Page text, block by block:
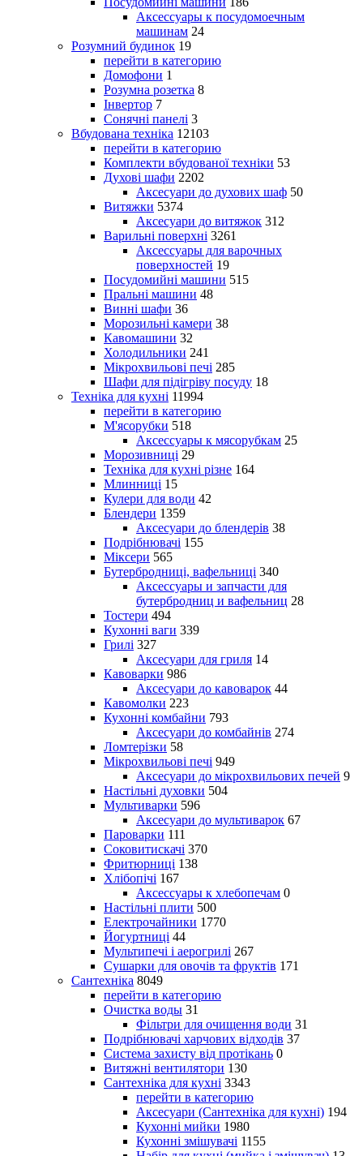
Аксессуары к посудомоечным
машинам 24
Розумний будинок 19
перейти в категорию
Домофони 1
Розумна розетка 8
Інвертор 7
Сонячні панелі 3
Вбудована техніка 12103
перейти в категорию
Комплекти вбудованої техніки 53
Духові шафи 2202
Аксесуари до духових шаф 50
Витяжки 5374
Аксесуари до витяжок 312
Варильні поверхні 3261
Аксессуары для варочных
поверхностей 19
Посудомийні машини 515
Пральні машини 48
Винні шафи 36
Морозильні камери 38
Кавомашини 32
Холодильники 241
Мікрохвильові печі 285
Шафи для підігріву посуду 18
Техніка для кухні 11994
перейти в категорию
М'ясорубки 518
Аксессуары к мясорубкам 25
Морозивниці 29
Техніка для кухні різне 164
Млинниці 15
Кулери для води 42
Блендери 1359
Аксесуари до блендерів 38
Подрібнювачі 155
Міксери 565
Бутербродниці, вафельниці 340
Аксессуары и запчасти для
бутербродниц и вафельниц 28
Тостери 494
Кухонні ваги 339
Грилі 327
Аксесуари для гриля 14
Кавоварки 986
Аксесуари до кавоварок 44
Кавомолки 223
Кухонні комбайни 793
Аксесуари до комбайнів 274
Ломтерізки 58
Мікрохвильові печі 949
Аксесуари до мікрохвильових печей 9
Настільні духовки 504
Мультиварки 596
Аксесуари до мультиварок 67
Пароварки 111
Соковитискачі 370
Фритюрниці 138
Хлібопічі 167
Аксессуары к хлебопечам 0
Настільні плити 500
Електрочайники 1770
Йогуртниці 44
Мультипечі і аерогрилі 267
Сушарки для овочів та фруктів 171
Сантехніка 8049
перейти в категорию
Очистка воды 31
Фільтри для очищення води 31
Подрібнювачі харчових відходів 37
Система захисту від протікань 0
Витяжні вентилятори 130
Сантехніка для кухні 3343
перейти в категорию
Аксесуари (Сантехніка для кухні) 194
Кухонні мийки 1980
Кухонні змішувачі 1155